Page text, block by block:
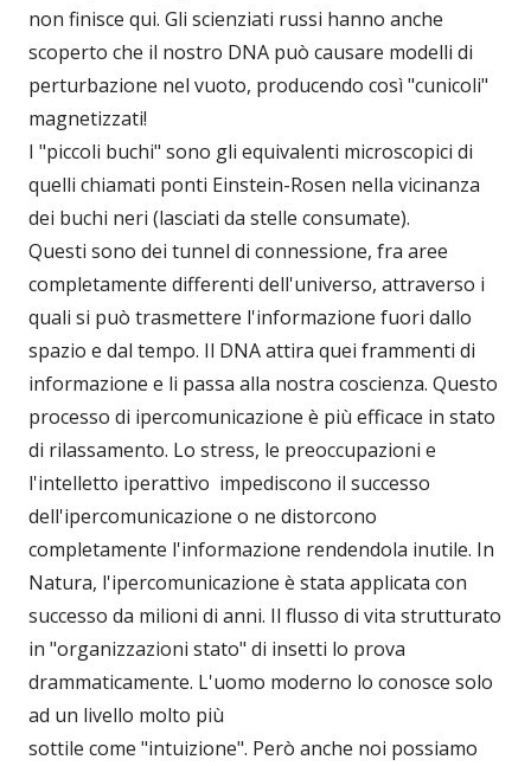
non finisce qui. Gli scienziati russi hanno anche
scoperto che il nostro DNA può causare modelli di
perturbazione nel vuoto, producendo così "cunicoli"
magnetizzati!
I "piccoli buchi" sono gli equivalenti microscopici di
quelli chiamati ponti Einstein-Rosen nella vicinanza
dei buchi neri (lasciati da stelle consumate).
Questi sono dei tunnel di connessione, fra aree
completamente differenti dell'universo, attraverso i
quali si può trasmettere l'informazione fuori dallo
spazio e dal tempo. Il DNA attira quei frammenti di
informazione e li passa alla nostra coscienza. Questo
processo di ipercomunicazione è più efficace in stato
di rilassamento. Lo stress, le preoccupazioni e
l'intelletto iperattivo impediscono il successo
dell'ipercomunicazione o ne distorcono
completamente l'informazione rendendola inutile. In
Natura, l'ipercomunicazione è stata applicata con
successo da milioni di anni. Il flusso di vita strutturato
in "organizzazioni stato" di insetti lo prova
drammaticamente. L'uomo moderno lo conosce solo
ad un livello molto più
sottile come "intuizione". Però anche noi possiamo